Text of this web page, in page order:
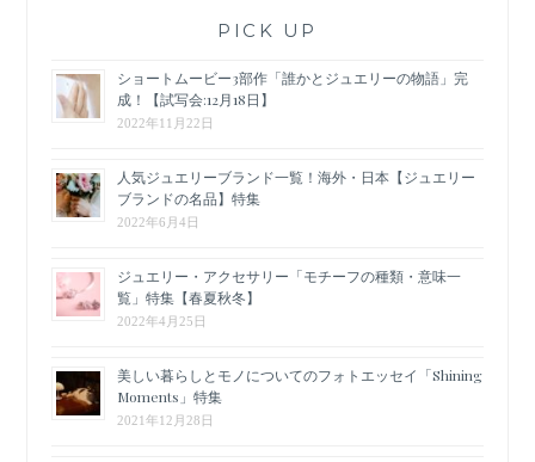
PICK UP
ショートムービー3部作「誰かとジュエリーの物語」完
成！【試写会:12月18日】
2022年11月22日
人気ジュエリーブランド一覧！海外・日本【ジュエリー
ブランドの名品】特集
2022年6月4日
ジュエリー・アクセサリー「モチーフの種類・意味一
覧」特集【春夏秋冬】
2022年4月25日
美しい暮らしとモノについてのフォトエッセイ「Shining
Moments」特集
2021年12月28日